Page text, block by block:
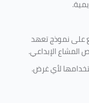
على نموذج تعهد
المشاع الإبداعي.
لأي غرض.